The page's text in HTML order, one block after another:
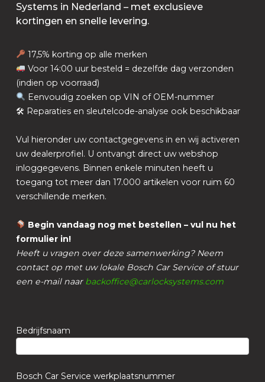
Systems in Nederland – met exclusieve
kortingen en snelle levering.
17,5% korting op alle merken
Voor 14:00 uur besteld = dezelfde dag verzonden
(indien op voorraad)
Eenvoudig zoeken op VIN of OEM-nummer
🛠 Reparaties en sleutelcode-analyse ook beschikbaar
Vul hieronder uw contactgegevens in en wij activeren
uw dealerprofiel. U ontvangt direct uw webshop
inloggegevens. Binnen enkele minuten heeft u
toegang tot meer dan 17.000 artikelen voor ruim 60
verschillende merken.
Begin vandaag nog met bestellen – vul nu het
formulier in!
Heeft u vragen over deze samenwerking? Neem
contact op met uw lokale Bosch Car Service of stuur
een e-mail naar backoffice@carlocksystems.com
Bedrijfsnaam
Bosch Car Service werkplaatsnummer